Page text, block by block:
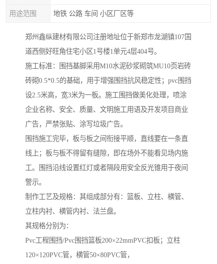
用途范围 地铁 公路 车间 小区厂区等
郑州鑫纵建材有限公司注册地址位于新郑市龙湖镇107国
道西侧好旺角住宅小区1号楼1单元4层404号。
施工标准：围挡基脚采用M10水泥砂浆砌筑MU10页岩砖
砖砌0.5*0.5的基础，用于增强围挡抗风稳定性；pvc围挡
设2.5米高，宽3米为一板。施工围挡做美化处理，喷涂
企业名称、安全、质量、文明施工用语及开发项目商业
广告，严禁张贴、涂写垃圾广告。
围挡施工完毕，板与板之间衔接平顺，直线要在一条直
线上；板与板不得留有缝隙，即在场外不能看见场内施
工。围挡沿线设置红灯或者隔段用安全反光锥用于夜间
警示。
制作工艺及规格：其组成部分有：篮板、立柱、横管、
立柱内衬、横管内衬、法兰盘。
其规格分别为：
Pvc工程围挡/Pvc围挡篮板200×22mmPVC扣板；立柱
120×120PVC管，横管50×80PVC管，